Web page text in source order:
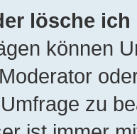
lösche
können
zu